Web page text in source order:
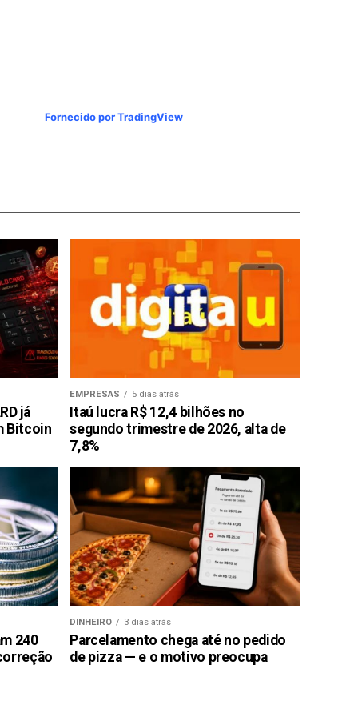
Fornecido por TradingView
já
Bitcoin
EMPRESAS 5 dias atrás
Itaú lucra R$ 12,4 bilhões no
segundo trimestre de 2026, alta de
7,8%
240
DINHEIRO 3 dias atrás
Parcelamento chega até no pedido
de pizza — e o motivo preocupa